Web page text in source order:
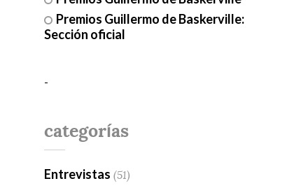
Premios Guillermo de Baskerville:
Sección oficial
-
categorías
Entrevistas (51)